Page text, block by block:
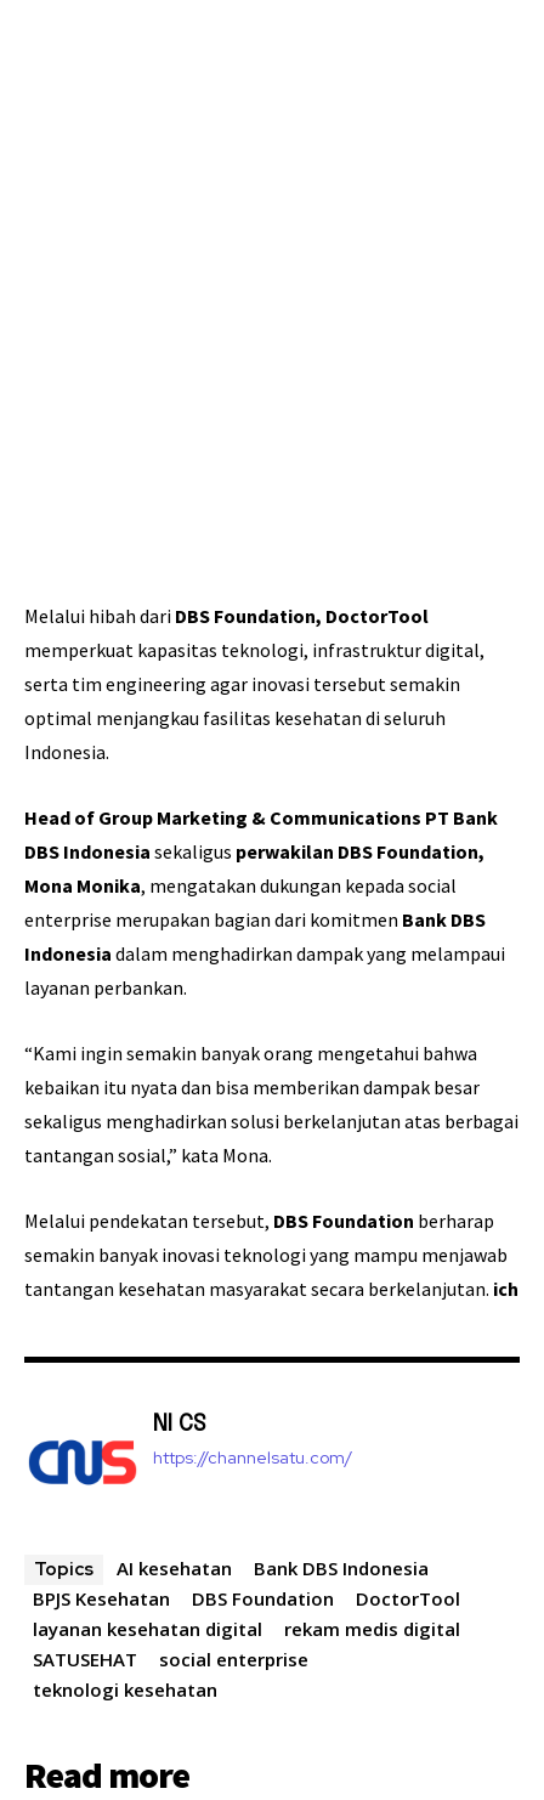
Melalui hibah dari DBS Foundation, DoctorTool
memperkuat kapasitas teknologi, infrastruktur digital,
serta tim engineering agar inovasi tersebut semakin
optimal menjangkau fasilitas kesehatan di seluruh
Indonesia.
Head of Group Marketing & Communications PT Bank
DBS Indonesia sekaligus perwakilan DBS Foundation,
Mona Monika, mengatakan dukungan kepada social
enterprise merupakan bagian dari komitmen Bank DBS
Indonesia dalam menghadirkan dampak yang melampaui
layanan perbankan.
“Kami ingin semakin banyak orang mengetahui bahwa
kebaikan itu nyata dan bisa memberikan dampak besar
sekaligus menghadirkan solusi berkelanjutan atas berbagai
tantangan sosial,” kata Mona.
Melalui pendekatan tersebut, DBS Foundation berharap
semakin banyak inovasi teknologi yang mampu menjawab
tantangan kesehatan masyarakat secara berkelanjutan. ich
NI CS
https://channelsatu.com/
Topics AI kesehatan
Bank DBS Indonesia
BPJS Kesehatan
DBS Foundation
DoctorTool
layanan kesehatan digital
rekam medis digital
SATUSEHAT
social enterprise
teknologi kesehatan
Read more